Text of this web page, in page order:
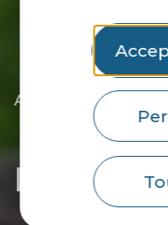
Accueil Tu
Les communes
Découvrir
Découvrir